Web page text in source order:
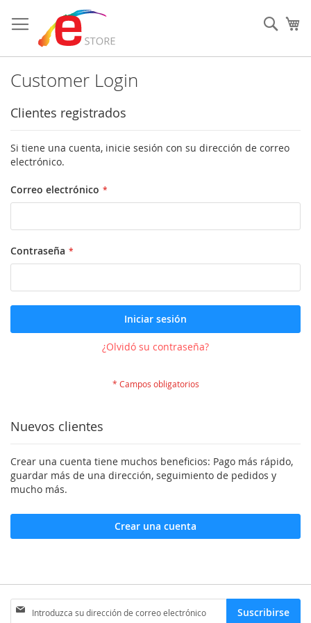
al
contenido
Customer Login
Clientes registrados
Si tiene una cuenta, inicie sesión con su dirección de correo
electrónico.
Correo electrónico
Contraseña
Iniciar sesión
¿Olvidó su contraseña?
Nuevos clientes
Crear una cuenta tiene muchos beneficios: Pago más rápido,
guardar más de una dirección, seguimiento de pedidos y
mucho más.
Crear una cuenta
Inscríbase
Suscribirse